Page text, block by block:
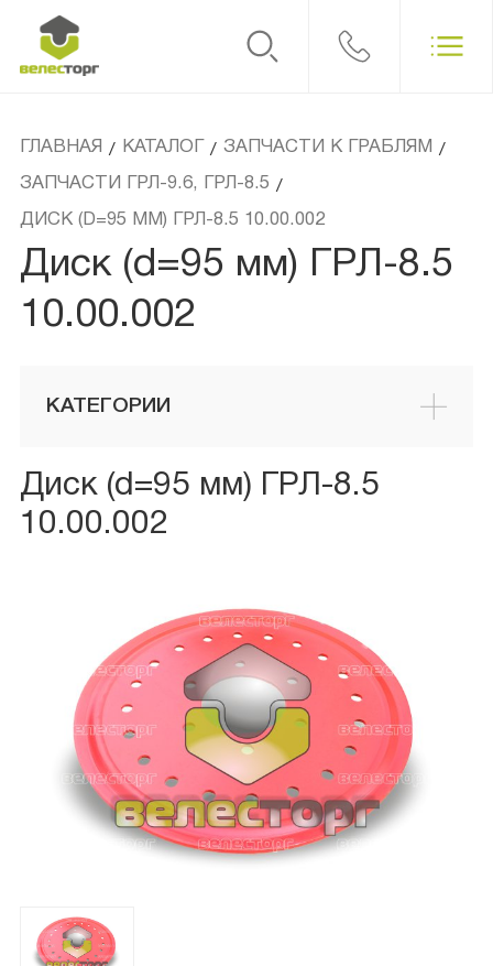
ГЛАВНАЯ / КАТАЛОГ / ЗАПЧАСТИ К ГРАБЛЯМ /
ЗАПЧАСТИ ГРЛ-9.6, ГРЛ-8.5 /
ДИСК (D=95 ММ) ГРЛ-8.5 10.00.002
Диск (d=95 мм) ГРЛ-8.5
10.00.002
КАТЕГОРИИ
Диск (d=95 мм) ГРЛ-8.5
10.00.002